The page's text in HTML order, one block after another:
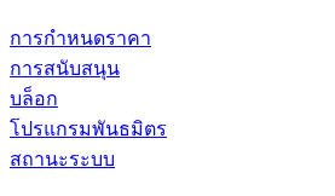
การกำหนดราคา
การสนับสนุน
บล็อก
โปรแกรมพันธมิตร
สถานะระบบ